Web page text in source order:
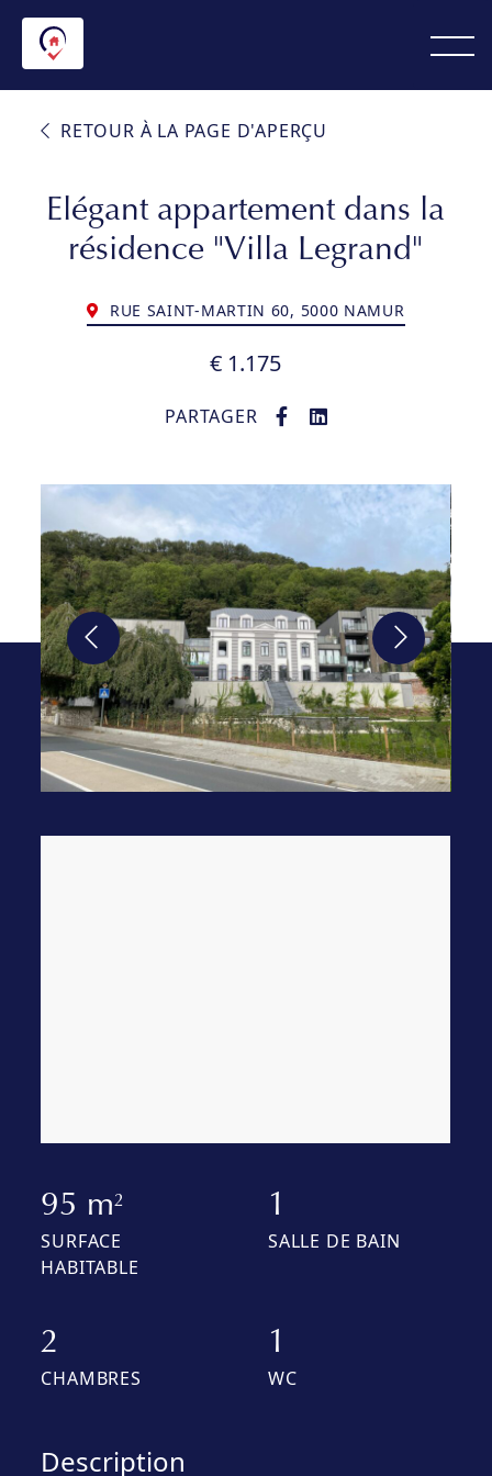
RETOUR À LA PAGE D'APERÇU
Elégant appartement dans la
résidence "Villa Legrand"
RUE SAINT-MARTIN 60, 5000 NAMUR
€ 1.175
PARTAGER
95 m2
SURFACE
HABITABLE
1
SALLE DE BAIN
2
CHAMBRES
1
WC
Description